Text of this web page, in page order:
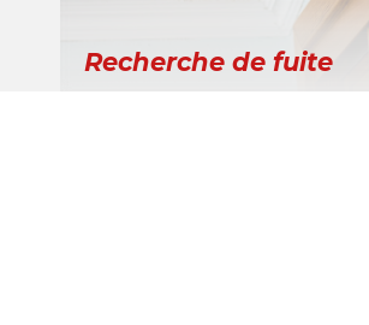
Recherche de fuite